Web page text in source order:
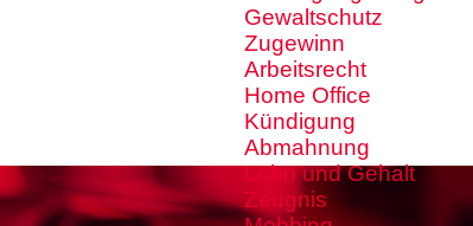
Gewaltschutz
Zugewinn
Arbeitsrecht
Home Office
Kündigung
Abmahnung
Lohn und Gehalt
Zeugnis